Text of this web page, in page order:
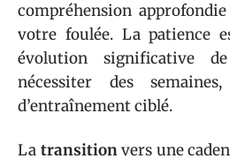
compréhension
votre foulée. La patience
évolution significative
nécessiter des
d’entraînement ciblé.
La transitionvers une